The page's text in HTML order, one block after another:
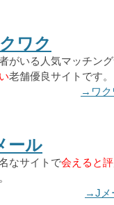
ワク
がいる人気マッチング
老舗優良サイトです。
→ワク
ール
なサイトで会えると
→Jメ